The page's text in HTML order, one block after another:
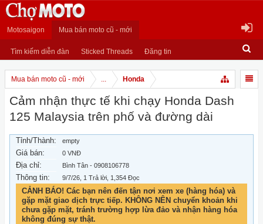
Motosaigon Mua bán moto cũ - mới
Tìm kiếm diễn đàn Sticked Threads Đăng tin
Mua bán moto cũ - mới ... Honda
Cảm nhận thực tế khi chạy Honda Dash
125 Malaysia trên phố và đường dài
Tỉnh/Thành: empty
Giá bán: 0 VNĐ
Địa chỉ: Bình Tân - 0908106778
Thông tin: 9/7/26 , 1 Trả lời, 1,354 Đọc
CẢNH BÁO! Các bạn nên đến tận nơi xem xe (hàng hóa) và
gặp mặt giao dịch trực tiếp. KHÔNG NÊN chuyển khoản khi
chưa gặp mặt, tránh trường hợp lừa đảo và nhận hàng hóa
không đúng sự thật.